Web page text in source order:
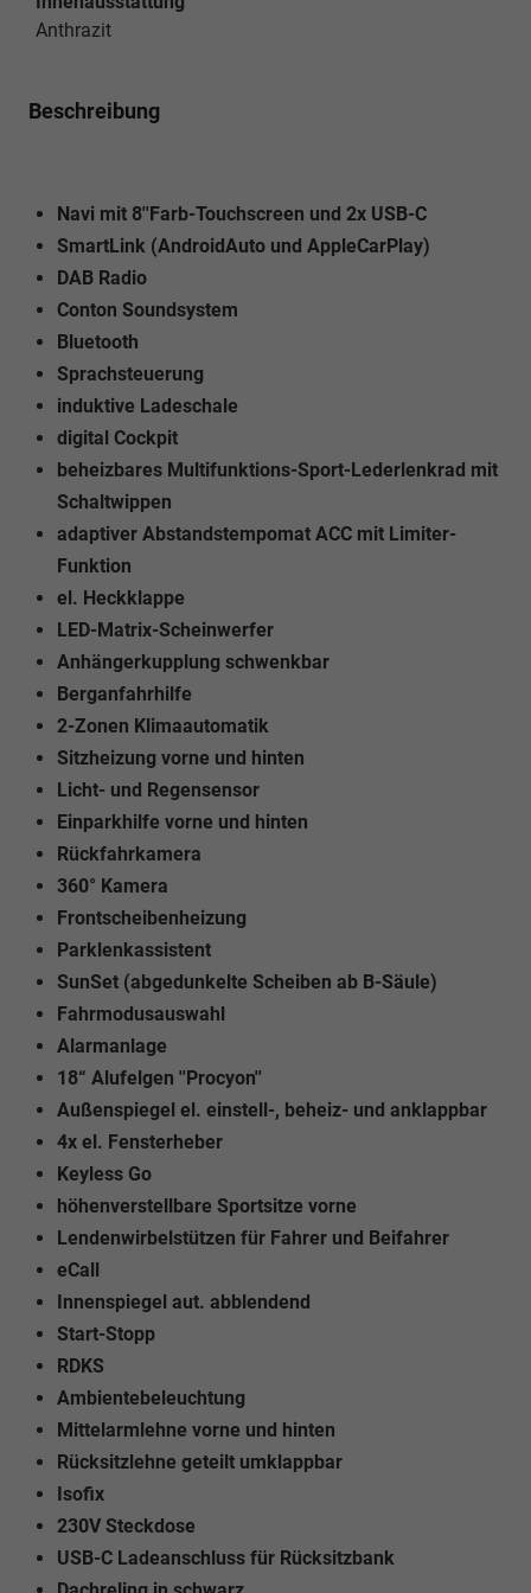
Anthrazit
Beschreibung
Navi mit 8''Farb-Touchscreen und 2x USB-C
SmartLink (AndroidAuto und AppleCarPlay)
DAB Radio
Conton Soundsystem
Bluetooth
Sprachsteuerung
induktive Ladeschale
digital Cockpit
beheizbares Multifunktions-Sport-Lederlenkrad mit
Schaltwippen
adaptiver Abstandstempomat ACC mit Limiter-
Funktion
el. Heckklappe
LED-Matrix-Scheinwerfer
Anhängerkupplung schwenkbar
Berganfahrhilfe
2-Zonen Klimaautomatik
Sitzheizung vorne und hinten
Licht- und Regensensor
Einparkhilfe vorne und hinten
Rückfahrkamera
360° Kamera
Frontscheibenheizung
Parklenkassistent
SunSet (abgedunkelte Scheiben ab B-Säule)
Fahrmodusauswahl
Alarmanlage
18“ Alufelgen ''Procyon''
Außenspiegel el. einstell-, beheiz- und anklappbar
4x el. Fensterheber
Keyless Go
höhenverstellbare Sportsitze vorne
Lendenwirbelstützen für Fahrer und Beifahrer
eCall
Innenspiegel aut. abblendend
Start-Stopp
RDKS
Ambientebeleuchtung
Mittelarmlehne vorne und hinten
Rücksitzlehne geteilt umklappbar
Isofix
230V Steckdose
USB-C Ladeanschluss für Rücksitzbank